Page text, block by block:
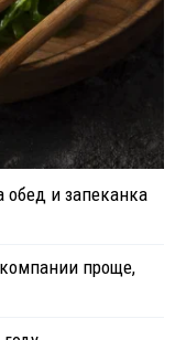
обед и запеканка
проще,